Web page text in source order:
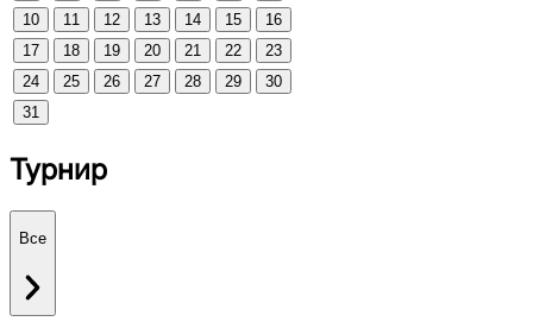
10
11 12 13 14 15
16
17
18 19 20 21 22
23
24
25 26 27 28 29
30
31
Турнир
Все